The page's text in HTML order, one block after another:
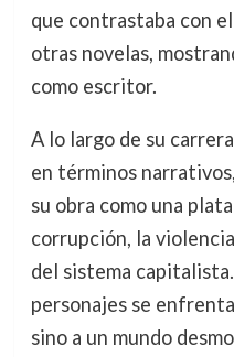
que contrastaba con
otras novelas,
como escritor.
A lo largo de su
en términos
su obra como una
corrupción, la
del sistema
personajes se
sino a un mundo